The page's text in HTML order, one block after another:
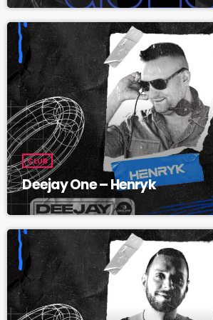
CLUB
Deejay One – Henryk